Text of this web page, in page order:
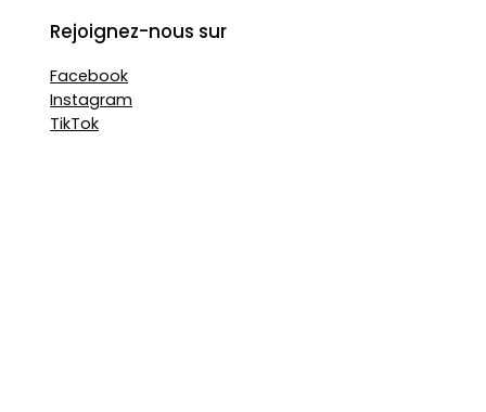
Rejoignez-nous sur
Facebook
Instagram
TikTok